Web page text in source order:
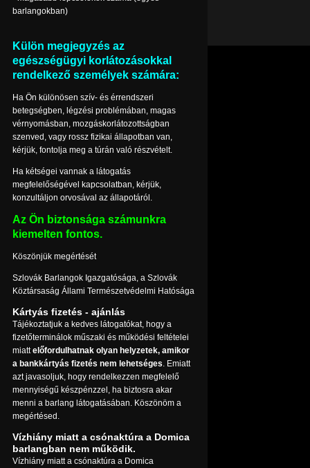
barlangokban)
Külön megjegyzés az
egészségügyi korlátozásokkal
rendelkező személyek számára:
Ha Ön különösen szív- és érrendszeri
betegségben, légzési problémában, magas
vérnyomásban, mozgáskorlátozottságban
szenved, vagy rossz fizikai állapotban van,
kérjük, fontolja meg a túrán való részvételt.
Ha kétségei vannak a látogatás
megfelelőségével kapcsolatban, kérjük,
konzultáljon orvosával az állapotáról.
Az Ön biztonsága számunkra
kiemelten fontos.
Köszönjük megértését
Szlovák Barlangok Igazgatósága, a Szlovák
Köztársaság Állami Természetvédelmi Hatósága
Kártyás fizetés - ajánlás
Tájékoztatjuk a kedves látogatókat, hogy a
fizetőterminálok műszaki és működési feltételei
miattelőfordulhatnak olyan helyzetek, amikor
a bankkártyás fizetés nem lehetséges . Emiatt
azt javasoljuk, hogy rendelkezzen megfelelő
mennyiségű készpénzzel, ha biztosra akar
menni a barlang látogatásában. Köszönöm a
megértésed.
Vízhiány miatt a csónaktúra a Domica
barlangban nem működik.
Vízhiány miatt a csónaktúra a Domica